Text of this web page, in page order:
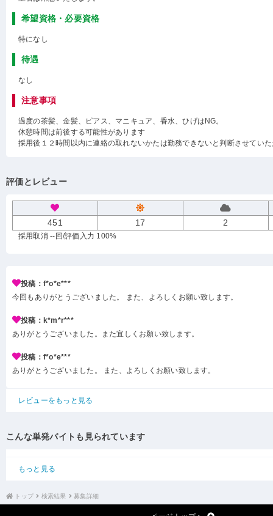
希望資格・必要資格
特になし
待遇
なし
注意事項
過度の茶髪、金髪、ピアス、マニキュア、香水、ひげはNG。
休憩時間は前後する可能性があります
採用後１２時間以内に連絡の取れないかたは勤務できないと判断させてい
評価とレビュー
451 17 2
採用取消 --回/評価入力 100%
投稿：f*o*e***
今回もありがとうございました。 また、よろしくお願い致します。
投稿：k*m*r***
ありがとうございました。また宜しくお願い致します。
投稿：f*o*e***
ありがとうございました。 また、よろしくお願い致します。
レビューをもっと見る
こんな単発バイトも見られています
もっと見る
トップ 検索結果 募集詳細